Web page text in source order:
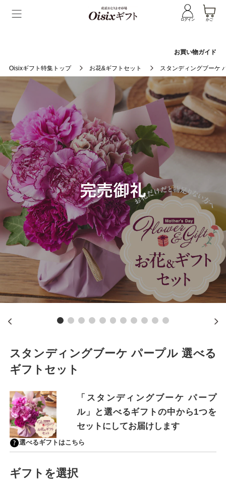
ログイン かご
お買い物ガイド
Oisixギフト特集トップ お花&ギフトセット スタンディングブーケ
スタンディングブーケ パープル 選べる
ギフトセット
「スタンディングブーケ パープ
ル」と選べるギフトの中から1つを
セットにしてお届けします
選べるギフトはこちら
ギフトを選択